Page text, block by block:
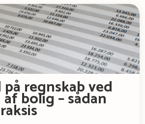
regnskab ved
bolig – sådan